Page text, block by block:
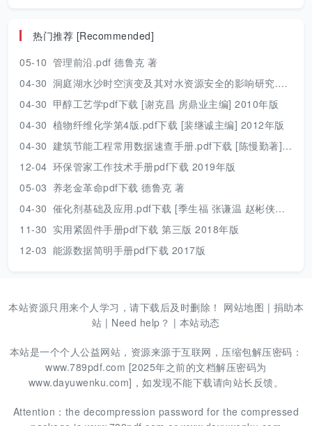
热门推荐 [Recommended]
05-10 管理前沿.pdf 德鲁克 著
04-30 洞庭湖水沙时空演变及其对水资源安全的影响研究.pdf 胡光伟 著 2017年版
04-30 甲醇工艺学pdf下载 [谢克昌 房鼎业主编] 2010年版
04-30 植物纤维化学第4版.pdf下载 [裴继诚主编] 2012年版
04-30 建筑节能工程常用数据速查手册.pdf下载 [陈慢勤著] 2010年版
12-04 环保管家工作技术手册pdf下载 2019年版
05-03 养老金革命pdf下载 德鲁克 著
04-30 催化剂基础及应用.pdf下载 [季生福 张谦温 赵彬侠编] 2011年版
11-30 实用紧固件手册pdf下载 第三版 2018年版
12-03 能源数据简明手册pdf下载 2017版
本站资源只用来个人学习，请下载后及时删除！ 网站地图 | 捐助本
站 | Need help？ | 本站动态
本站是一个个人公益网站，资源来源于互联网，压缩包解压密码：
www.789pdf.com [2025年之前的文档解压密码为
www.dayuwenku.com]，如发现不能下载请向站长反馈。
Attention：the decompression password for the compressed